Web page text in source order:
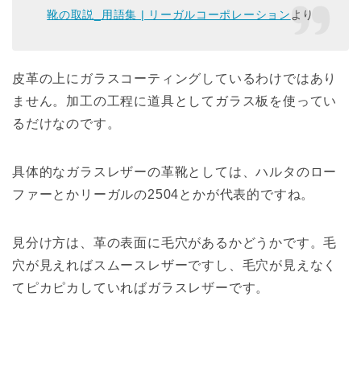
靴の取説_用語集 | リーガルコーポレーションより
皮革の上にガラスコーティングしているわけではあり
ません。加工の工程に道具としてガラス板を使ってい
るだけなのです。
具体的なガラスレザーの革靴としては、ハルタのロー
ファーとかリーガルの2504とかが代表的ですね。
見分け方は、革の表面に毛穴があるかどうかです。毛
穴が見えればスムースレザーですし、毛穴が見えなく
てピカピカしていればガラスレザーです。